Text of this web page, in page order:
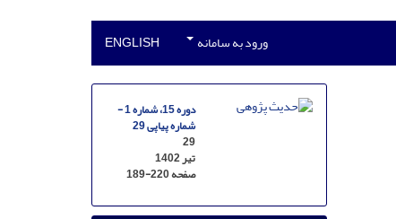
ورود به سامانه ENGLISH
دوره 15، شماره 1 -
شماره پیاپی 29
29
تیر 1402
صفحه189-220